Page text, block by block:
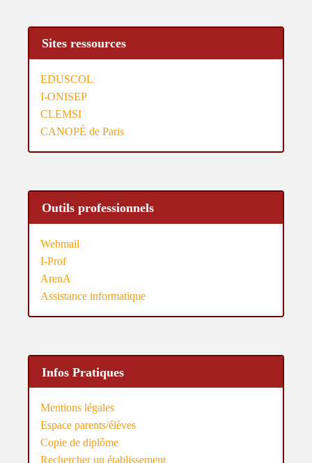
Sites ressources
EDUSCOL
I-ONISEP
CLEMSI
CANOPÉ de Paris
Outils professionnels
Webmail
I-Prof
ArenA
Assistance informatique
Infos Pratiques
Mentions légales
Espace parents/élèves
Copie de diplôme
Rechercher un établissement